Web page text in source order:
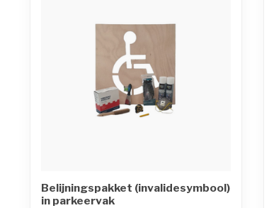
Belijningspakket (invalidesymbool)
in parkeervak